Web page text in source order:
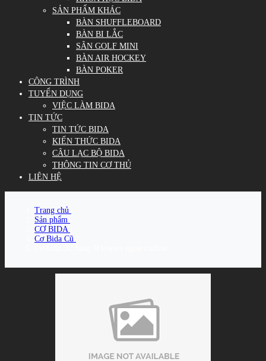
SẢN PHẨM KHÁC
BÀN SHUFFLEBOARD
BÀN BI LẮC
SÂN GOLF MINI
BÀN AIR HOCKEY
BÀN POKER
CÔNG TRÌNH
TUYỂN DỤNG
VIỆC LÀM BIDA
TIN TỨC
TIN TỨC BIDA
KIẾN THỨC BIDA
CÂU LẠC BỘ BIDA
THÔNG TIN CƠ THỦ
LIÊN HỆ
Trang chủ
Sản phẩm
CƠ BIDA
Cơ Bida Cũ